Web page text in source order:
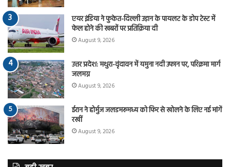
एयर इंडिया ने फुकेत-दिल्ली उड़ान के पायलट के डोप टेस्ट में
फेल होने की खबरों पर प्रतिक्रिया दी
August 9, 2026
उत्तर प्रदेश: मथुरा-वृंदावन में यमुना नदी उफान पर, परिक्रमा मार्ग
जलमग्न
August 9, 2026
ईरान ने होर्मुज जलडमरूमध्य को फिर से खोलने के लिए नई मांगें
रखीं
August 9, 2026